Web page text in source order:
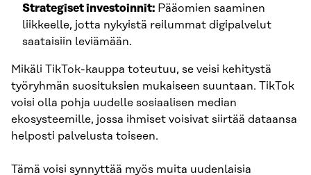
Strategiset investoinnit: Pääomien saaminen
liikkeelle, jotta nykyistä reilummat digipalvelut
saataisiin leviämään.
Mikäli TikTok-kauppa toteutuu, se veisi kehitystä
työryhmän suosituksien mukaiseen suuntaan. TikTok
voisi olla pohja uudelle sosiaalisen median
ekosysteemille, jossa ihmiset voisivat siirtää dataansa
helposti palvelusta toiseen.
Tämä voisi synnyttää myös muita uudenlaisia